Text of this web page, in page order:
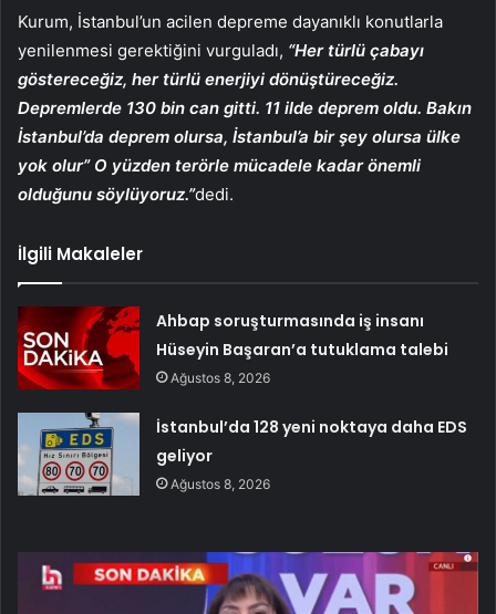
Kurum, İstanbul’un acilen depreme dayanıklı konutlarla
yenilenmesi gerektiğini vurguladı, “Her türlü çabayı
göstereceğiz, her türlü enerjiyi dönüştüreceğiz.
Depremlerde 130 bin can gitti. 11 ilde deprem oldu. Bakın
İstanbul’da deprem olursa, İstanbul’a bir şey olursa ülke
yok olur” O yüzden terörle mücadele kadar önemli
olduğunu söylüyoruz.”dedi.
İlgili Makaleler
Ahbap soruşturmasında iş insanı
Hüseyin Başaran’a tutuklama talebi
Ağustos 8, 2026
İstanbul’da 128 yeni noktaya daha EDS
geliyor
Ağustos 8, 2026